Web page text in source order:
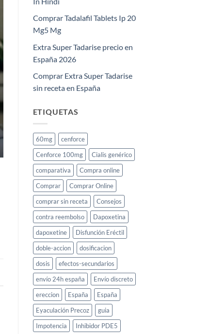
Comprar Tadalafil Tablets Ip 20
Mg5 Mg
Extra Super Tadarise precio en
España 2026
Comprar Extra Super Tadarise
sin receta en España
ETIQUETAS
60mg
cenforce
Cenforce 100mg
Cialis genérico
comparativa
Compra online
Comprar
Comprar Online
comprar sin receta
Consejos
contra reembolso
Dapoxetina
dapoxetine
Disfunción Eréctil
doble-accion
dosificacion
dosis
efectos-secundarios
envío 24h españa
Envío discreto
ereccion
España
España
Eyaculación Precoz
guia
Impotencia
Inhibidor PDE5